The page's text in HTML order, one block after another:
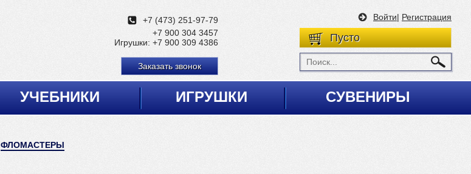
+7 (473) 251-97-79
+7 900 304 3457
Игрушки: +7 900 309 4386
Заказать звонок
Войти| Регистрация
Пусто
УЧЕБНИКИ ИГРУШКИ СУВЕНИРЫ
ФЛОМАСТЕРЫ